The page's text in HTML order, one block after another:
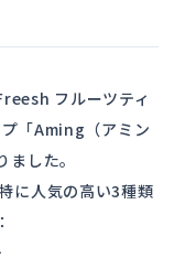
フルーツティ
「Aming（アミン
した。
に人気の高い3種類